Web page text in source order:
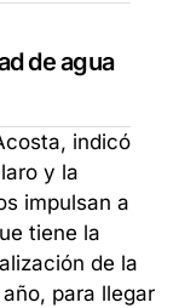
de agua
indicó
y la
impulsan a
tiene la
de la
para llegar